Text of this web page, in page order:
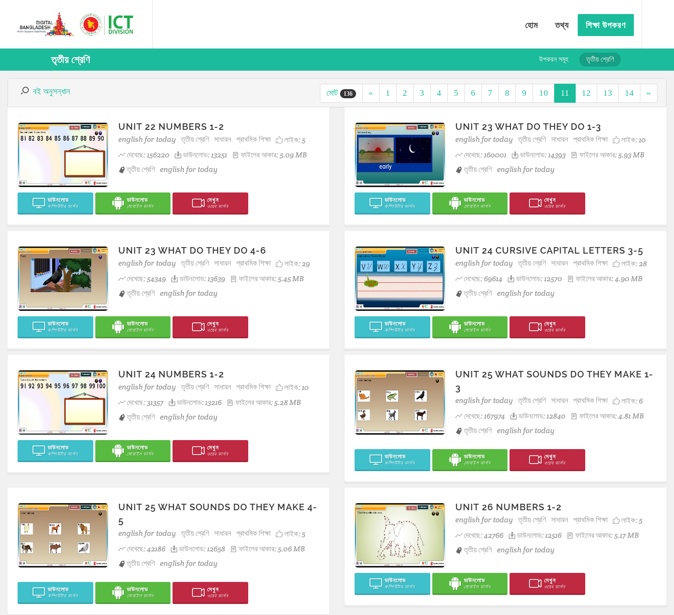
হোম তথ্য শিক্ষা উপকরণ
তৃতীয় শ্রেণি উপকরন সমূহ তৃতীয় শ্রেণি
বই অনুসন্ধান মোট 136 « 1 2 3 4 5 6 7 8 9 10 11 12 13 14 »
UNIT 22 NUMBERS 1-2
english for today তৃতীয় শ্রেণি সাধারন প্রাথমিক শিক্ষা লাইক:5
দেখেছে: 156220
ডাউনলোড: 13251
ফাইলের আকার: 5.09 MB
তৃতীয় শ্রেণি english for today
ডাউনলোড
কম্পিউটার ভার্সন
ডাউনলোড
মোবাইল ভার্সন
দেখুন
ওয়েব ভার্সন
UNIT 23 WHAT DO THEY DO 1-3
english for today তৃতীয় শ্রেণি সাধারন প্রাথমিক শিক্ষা লাইক:10
দেখেছে: 160001
ডাউনলোড: 14393
ফাইলের আকার: 5.93 MB
তৃতীয় শ্রেণি english for today
ডাউনলোড
কম্পিউটার ভার্সন
ডাউনলোড
মোবাইল ভার্সন
দেখুন
ওয়েব ভার্সন
UNIT 23 WHAT DO THEY DO 4-6
english for today তৃতীয় শ্রেণি সাধারন প্রাথমিক শিক্ষা লাইক:29
দেখেছে: 54349
ডাউনলোড: 13639
ফাইলের আকার: 5.45 MB
তৃতীয় শ্রেণি english for today
ডাউনলোড
কম্পিউটার ভার্সন
ডাউনলোড
মোবাইল ভার্সন
দেখুন
ওয়েব ভার্সন
UNIT 24 CURSIVE CAPITAL LETTERS 3-5
english for today তৃতীয় শ্রেণি সাধারন প্রাথমিক শিক্ষা লাইক:28
দেখেছে: 69614
ডাউনলোড: 12570
ফাইলের আকার: 4.90 MB
তৃতীয় শ্রেণি english for today
ডাউনলোড
কম্পিউটার ভার্সন
ডাউনলোড
মোবাইল ভার্সন
দেখুন
ওয়েব ভার্সন
UNIT 24 NUMBERS 1-2
english for today তৃতীয় শ্রেণি সাধারন প্রাথমিক শিক্ষা লাইক:10
দেখেছে: 31357
ডাউনলোড: 13216
ফাইলের আকার: 5.28 MB
তৃতীয় শ্রেণি english for today
ডাউনলোড
কম্পিউটার ভার্সন
ডাউনলোড
মোবাইল ভার্সন
দেখুন
ওয়েব ভার্সন
UNIT 25 WHAT SOUNDS DO THEY MAKE 1-
3
english for today তৃতীয় শ্রেণি সাধারন প্রাথমিক শিক্ষা লাইক:6
দেখেছে: 167974
ডাউনলোড: 12840
ফাইলের আকার: 4.81 MB
তৃতীয় শ্রেণি english for today
ডাউনলোড
কম্পিউটার ভার্সন
ডাউনলোড
মোবাইল ভার্সন
দেখুন
ওয়েব ভার্সন
UNIT 25 WHAT SOUNDS DO THEY MAKE 4-
5
english for today তৃতীয় শ্রেণি সাধারন প্রাথমিক শিক্ষা লাইক:5
দেখেছে: 42186
ডাউনলোড: 12658
ফাইলের আকার: 5.06 MB
তৃতীয় শ্রেণি english for today
ডাউনলোড
কম্পিউটার ভার্সন
ডাউনলোড
মোবাইল ভার্সন
দেখুন
ওয়েব ভার্সন
UNIT 26 NUMBERS 1-2
english for today তৃতীয় শ্রেণি সাধারন প্রাথমিক শিক্ষা লাইক:5
দেখেছে: 42766
ডাউনলোড: 12516
ফাইলের আকার: 5.17 MB
তৃতীয় শ্রেণি english for today
ডাউনলোড
কম্পিউটার ভার্সন
ডাউনলোড
মোবাইল ভার্সন
দেখুন
ওয়েব ভার্সন